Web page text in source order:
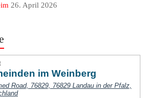
26. April 2026